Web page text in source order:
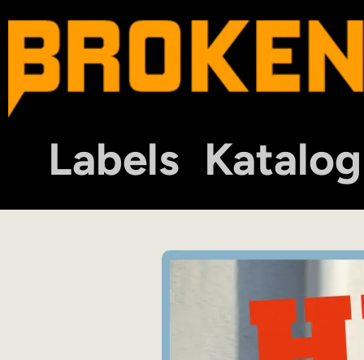
Labels Katalog